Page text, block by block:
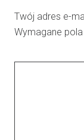
Twój adres e-
Wymagane